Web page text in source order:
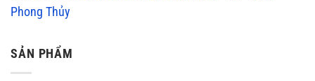
Phong Thủy
SẢN PHẨM